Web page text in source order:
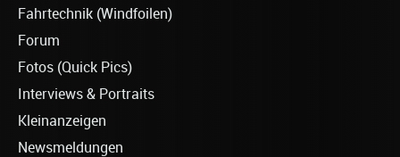
Fahrtechnik (Windfoilen)
Forum
Fotos (Quick Pics)
Interviews & Portraits
Kleinanzeigen
Newsmeldungen